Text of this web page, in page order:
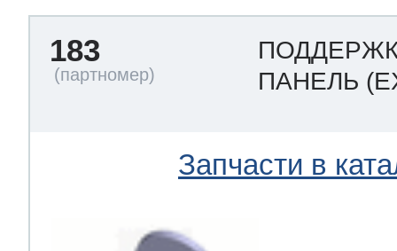
183
ПАНЕЛЬ
Запчасти в